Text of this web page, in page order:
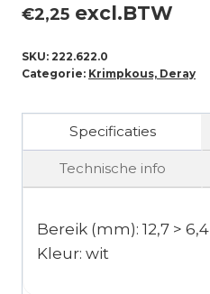
€2,25 excl.BTW
SKU: 222.622.0
Categorie: Krimpkous, Deray
Specificaties
Technische info
Bereik (mm): 12,7 > 6,4
Kleur: wit